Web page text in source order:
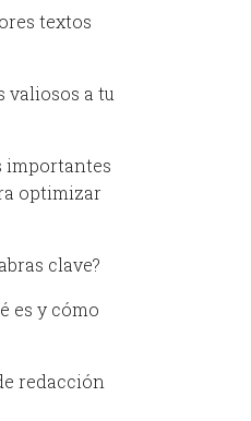
textos
valiosos a tu
importantes
optimizar
clave?
es y cómo
redacción